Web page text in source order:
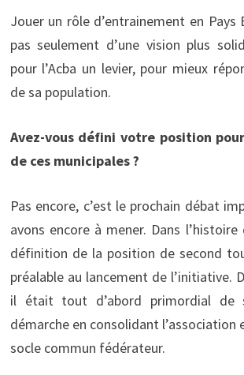
Jouer un rôle d’entrainement en Pays
pas seulement d’une vision plus
pour l’Acba un levier, pour mieux
de sa population.
Avez-vous défini votre position
de ces municipales ?
Pas encore, c’est le prochain débat
avons encore à mener. Dans
définition de la position de second
préalable au lancement de l’initiative.
il était tout d’abord primordial de
démarche en consolidant
socle commun fédérateur.